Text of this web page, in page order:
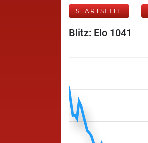
STARTSEITE
Blitz: Elo 1041